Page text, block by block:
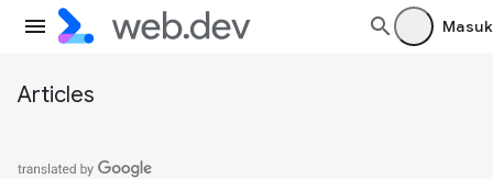
Masuk
Articles